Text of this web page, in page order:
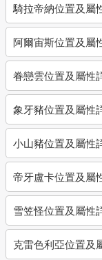
騎拉帝納位置及屬
阿爾宙斯位置及屬
眷戀雲位置及屬性
象牙豬位置及屬性
小山豬位置及屬性
帝牙盧卡位置及屬
雪笠怪位置及屬性
克雷色利亞位置及